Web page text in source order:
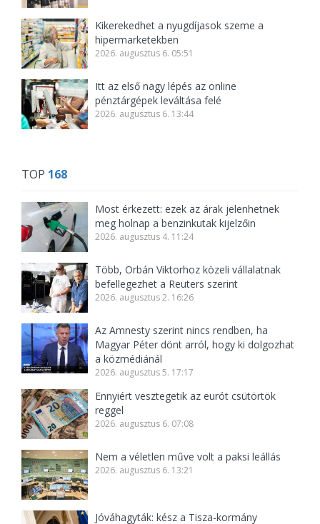
Kikerekedhet a nyugdíjasok szeme a
hipermarketekben
2026. augusztus 6. 05:51
Itt az első nagy lépés az online
pénztárgépek leváltása felé
2026. augusztus 6. 13:44
TOP 168
Most érkezett: ezek az árak jelenhetnek
meg holnap a benzinkutak kijelzőin
2026. augusztus 4. 11:24
Több, Orbán Viktorhoz közeli vállalatnak
befellegezhet a Reuters szerint
2026. augusztus 2. 16:26
Az Amnesty szerint nincs rendben, ha
Magyar Péter dönt arról, hogy ki dolgozhat
a közmédiánál
2026. augusztus 5. 17:17
Ennyiért vesztegetik az eurót csütörtök
reggel
2026. augusztus 6. 07:08
Nem a véletlen műve volt a paksi leállás
2026. augusztus 6. 13:21
Jóváhagyták: kész a Tisza-kormány